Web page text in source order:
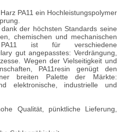
PA11 ein Hochleistungspolymer
der höchsten Standards seine
chemischen und mechanischen
PA11 ist für verschiedene
gut angepasstes: Verdrängung,
Wegen der Vielseitigkeit und
PA11resin genügt den
breiten Palette der Märkte:
elektronische, industrielle und
Qualität, pünktliche Lieferung,